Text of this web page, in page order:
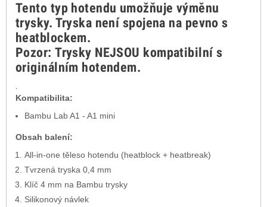
Tento typ hotendu umožňuje výměnu
trysky. Tryska není spojena na pevno s
heatblockem.
Pozor: Trysky NEJSOU kompatibilní s
originálním hotendem.
.
Kompatibilita:
Bambu Lab A1 - A1 mini
Obsah balení:
All-in-one těleso hotendu (heatblock + heatbreak)
Tvrzená tryska 0,4 mm
Klíč 4 mm na Bambu trysky
Silikonový návlek